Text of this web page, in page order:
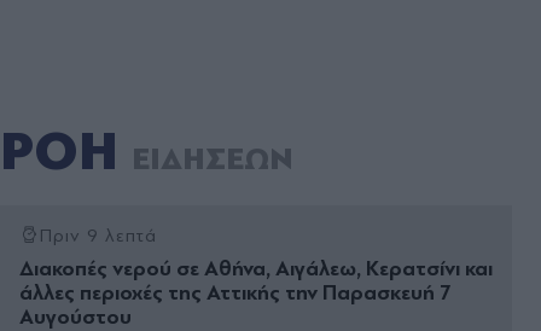
ΡΟΗ ΕΙΔΗΣΕΩΝ
Πριν 9 λεπτά
Διακοπές νερού σε Αθήνα, Αιγάλεω, Κερατσίνι και
άλλες περιοχές της Αττικής την Παρασκευή 7
Αυγούστου